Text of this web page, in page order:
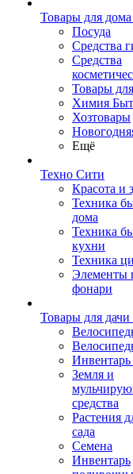
Товары для
Посуда
Средства
Средства
Товары
Химия
Хозтовары
Ещё
Техно Сити
Красота и
Техника
дома
Техника
кухни
Техника
Элементы
фонари
Товары для дачи
Земля и
средства
Растения
сада
Семена
Инвентарь